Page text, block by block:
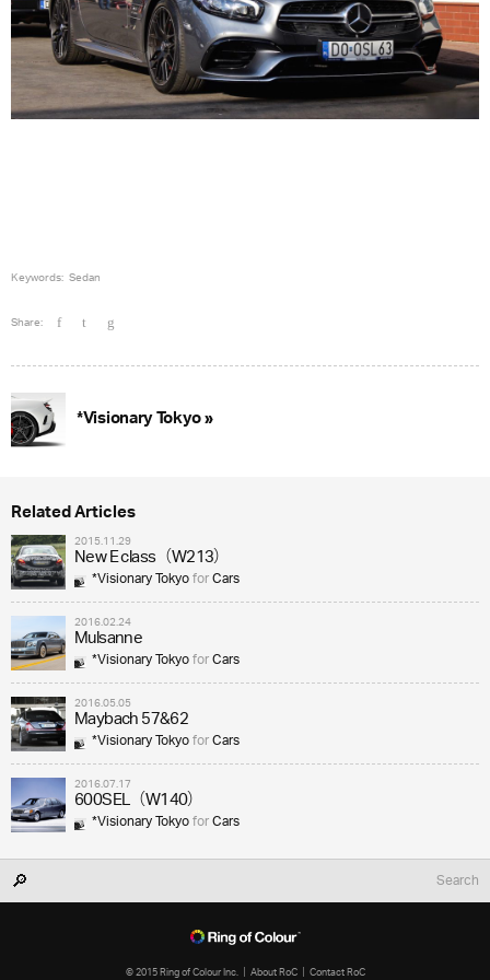
Keywords: Sedan
Share:
*Visionary Tokyo »
Related Articles
2015.11.29
New E class（W213）
*Visionary TokyoforCars
2016.02.24
Mulsanne
*Visionary TokyoforCars
2016.05.05
Maybach 57&62
*Visionary TokyoforCars
2016.07.17
600SEL（W140）
*Visionary TokyoforCars
© 2015 Ring of Colour Inc. About RoC Contact RoC